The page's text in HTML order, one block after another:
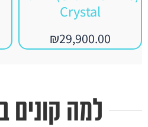
Crystal
₪29,900.00
למה קונים